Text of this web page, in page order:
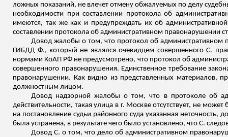
ложных показаний, не влечет отмену обжалуемых по делу
необходимости при составлении протокола об
имеются, так же как и предупреждать их об
составлении протокола об административном правонарушении
Довод жалобы о том, что протокол об административном
ГИБДД Ф., который не являлся очевидцем совершенного С.
нормами КоАП РФ не предусмотрено, что протокол об
совершенного правонарушения. Единственное требование
правонарушении. Как видно из представленных материалов,
должностным лицом.
Довод надзорной жалобы о том, что в протоколе об
действительности, такая улица в г. Москве отсутствует, не
на постановление судьи районного суда указанная
была устранена, в результате чего было установлено, что С.
Довод С. о том, что дело об административном